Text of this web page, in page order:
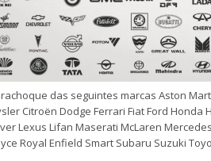
das seguintes marcas Aston
Citroën Dodge Ferrari Fiat Ford Honda
Lexus Lifan Maserati McLaren
Royal Enfield Smart Subaru Suzuki